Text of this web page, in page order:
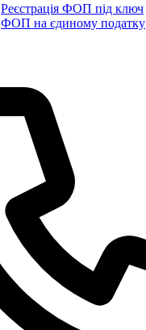
Реєстрація ФОП під ключ
ФОП на єдиному податку